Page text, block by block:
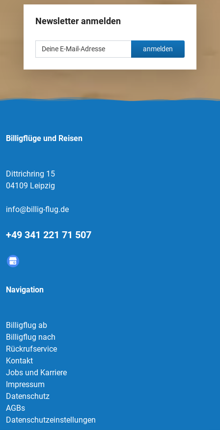
Newsletter anmelden
anmelden
Billigflüge und Reisen
Dittrichring 15
04109 Leipzig
info@billig-flug.de
+49 341 221 71 507
Navigation
Billigflug ab
Billigflug nach
Rückrufservice
Kontakt
Jobs und Karriere
Impressum
Datenschutz
AGBs
Datenschutzeinstellungen